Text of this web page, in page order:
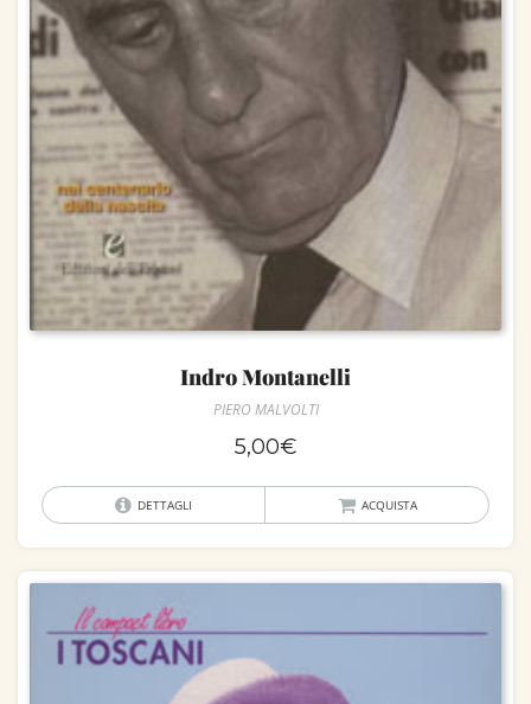
Indro Montanelli
PIERO MALVOLTI
5,00€
DETTAGLI ACQUISTA